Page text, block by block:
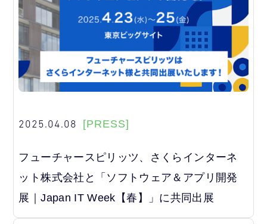
2025.04.08 [PRESS]
フューチャースピリッツ、さくらインターネ
ット株式会社と「ソフトウェア＆アプリ開発
展｜Japan IT Week【春】」に共同出展